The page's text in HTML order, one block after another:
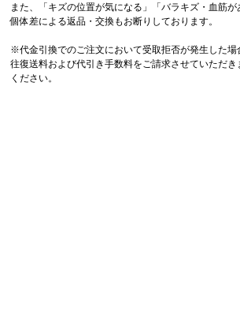
また、「キズの位置が気になる」「バラキズ・血筋
個体差による返品・交換もお断りしております。
※代金引換でのご注文において受取拒否が発生した場
往復送料および代引き手数料をご請求させていただ
ください。